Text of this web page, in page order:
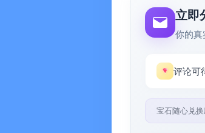
自然声 / 环境音：
ASMR助眠：耳语
助眠音频 / 睡眠音
【冥想放松】缓解
立即
你的真
评论可
宝石随心兑